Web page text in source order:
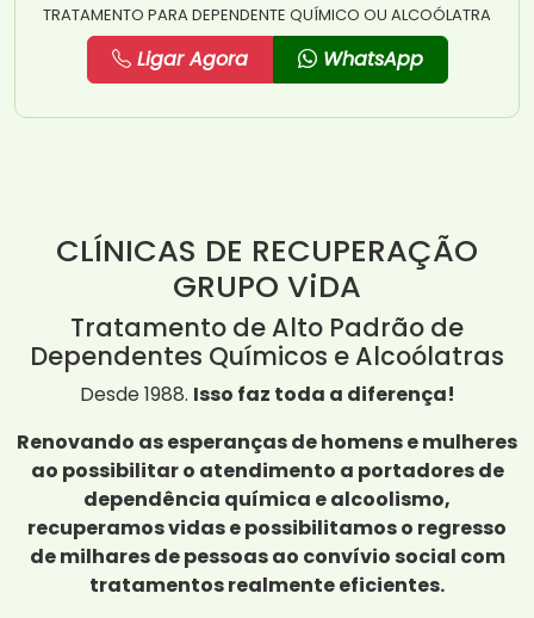
TRATAMENTO PARA DEPENDENTE QUÍMICO OU ALCOÓLATRA
Ligar Agora WhatsApp
CLÍNICAS DE RECUPERAÇÃO
GRUPO ViDA
Tratamento de Alto Padrão de
Dependentes Químicos e Alcoólatras
Desde 1988. Isso faz toda a diferença!
Renovando as esperanças de homens e mulheres
ao possibilitar o atendimento a portadores de
dependência química e alcoolismo,
recuperamos vidas e possibilitamos o regresso
de milhares de pessoas ao convívio social com
tratamentos realmente eficientes.